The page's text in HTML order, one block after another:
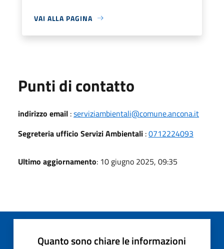
VAI ALLA PAGINA
Punti di contatto
indirizzo email :serviziambientali@comune.ancona.it
Segreteria ufficio Servizi Ambientali :0712224093
Ultimo aggiornamento: 10 giugno 2025, 09:35
Quanto sono chiare le informazioni